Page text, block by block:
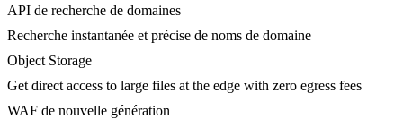
API de recherche de domaines
Recherche instantanée et précise de noms de domaine
Object Storage
Get direct access to large files at the edge with zero egress fees
WAF de nouvelle génération